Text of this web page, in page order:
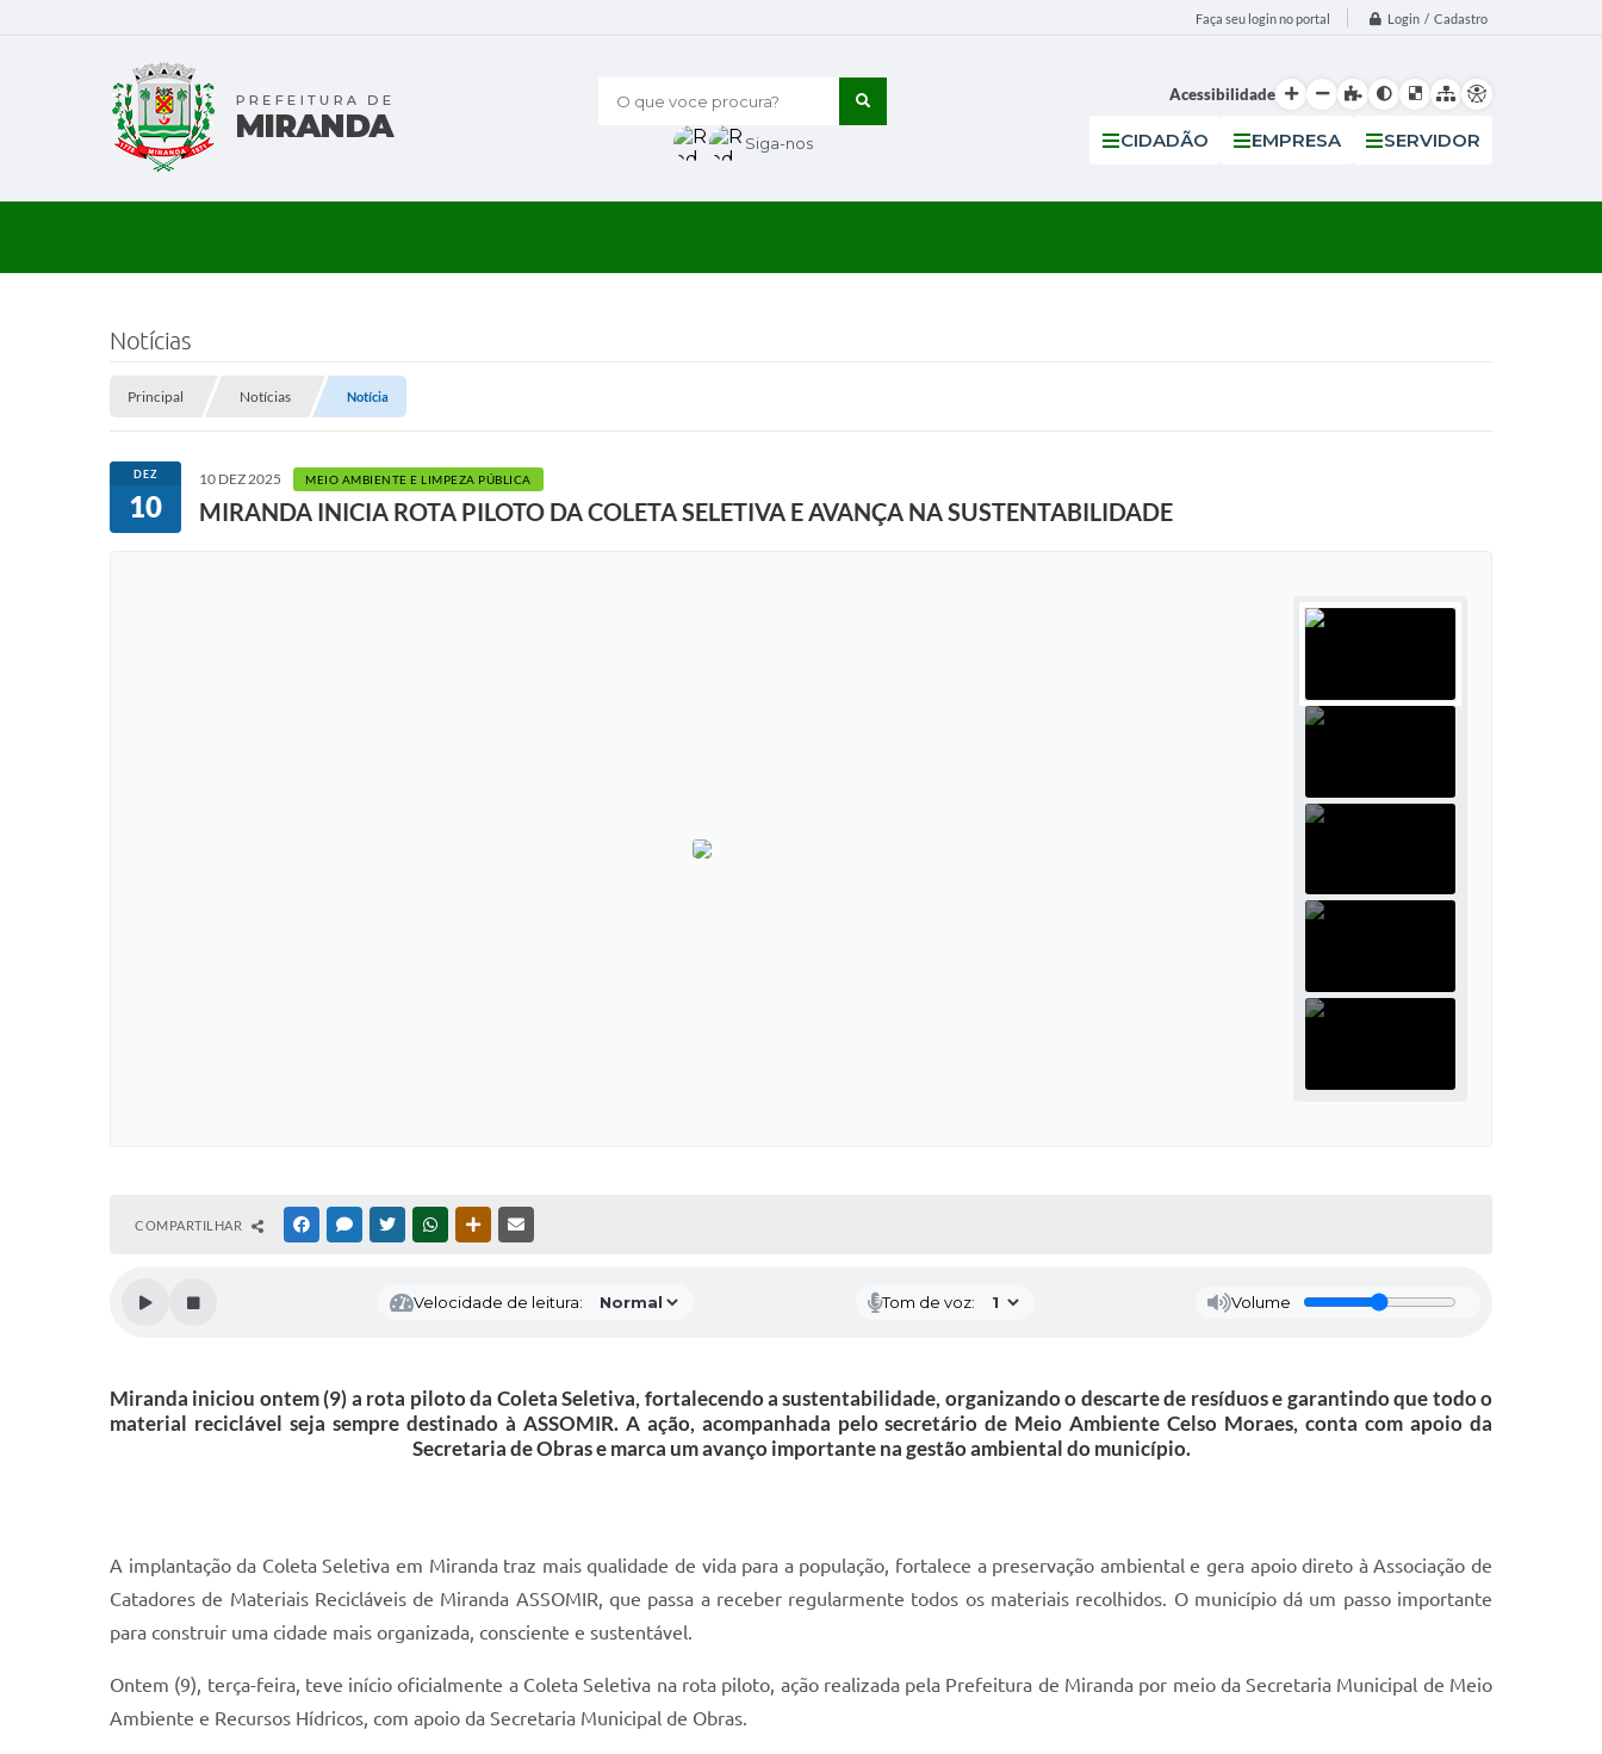
Faça seu login no portal Login / Cadastro
O que voce procura?
Siga-nos
Acessibilidade
CIDADÃO EMPRESA SERVIDOR
Notícias
Principal Notícias Notícia
DEZ
10
10 DEZ 2025 MEIO AMBIENTE E LIMPEZA PÚBLICA
MIRANDA INICIA ROTA PILOTO DA COLETA SELETIVA E AVANÇA NA SUSTENTABILIDADE
COMPARTILHAR FACEBOOKMESSENGER
TWITTERWHATSAPPOUTRAS MÍDIAS
Velocidade de leitura: Tom de voz: Volume
Miranda iniciou ontem (9) a rota piloto da Coleta Seletiva, fortalecendo a sustentabilidade, organizando o descarte de resíduos e garantindo que todo o
material reciclável seja sempre destinado à ASSOMIR. A ação, acompanhada pelo secretário de Meio Ambiente Celso Moraes, conta com apoio da
Secretaria de Obras e marca um avanço importante na gestão ambiental do município.
A implantação da Coleta Seletiva em Miranda traz mais qualidade de vida para a população, fortalece a preservação ambiental e gera apoio direto à Associação de
Catadores de Materiais Recicláveis de Miranda ASSOMIR, que passa a receber regularmente todos os materiais recolhidos. O município dá um passo importante
para construir uma cidade mais organizada, consciente e sustentável.
Ontem (9), terça-feira, teve início oficialmente a Coleta Seletiva na rota piloto, ação realizada pela Prefeitura de Miranda por meio da Secretaria Municipal de Meio
Ambiente e Recursos Hídricos, com apoio da Secretaria Municipal de Obras.